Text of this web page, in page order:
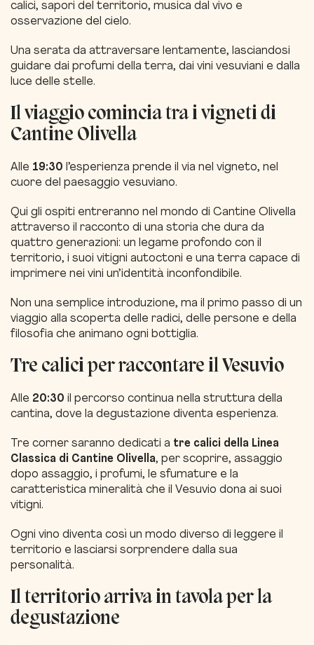
calici, sapori del territorio, musica dal vivo e
osservazione del cielo.
Una serata da attraversare lentamente, lasciandosi
guidare dai profumi della terra, dai vini vesuviani e dalla
luce delle stelle.
Il viaggio comincia tra i vigneti di
Cantine Olivella
Alle 19:30 l’esperienza prende il via nel vigneto, nel
cuore del paesaggio vesuviano.
Qui gli ospiti entreranno nel mondo di Cantine Olivella
attraverso il racconto di una storia che dura da
quattro generazioni: un legame profondo con il
territorio, i suoi vitigni autoctoni e una terra capace di
imprimere nei vini un’identità inconfondibile.
Non una semplice introduzione, ma il primo passo di un
viaggio alla scoperta delle radici, delle persone e della
filosofia che animano ogni bottiglia.
Tre calici per raccontare il Vesuvio
Alle 20:30 il percorso continua nella struttura della
cantina, dove la degustazione diventa esperienza.
Tre corner saranno dedicati a tre calici della Linea
Classica di Cantine Olivella, per scoprire, assaggio
dopo assaggio, i profumi, le sfumature e la
caratteristica mineralità che il Vesuvio dona ai suoi
vitigni.
Ogni vino diventa così un modo diverso di leggere il
territorio e lasciarsi sorprendere dalla sua
personalità.
Il territorio arriva in tavola per la
degustazione